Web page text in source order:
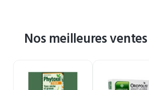
Nos meilleures